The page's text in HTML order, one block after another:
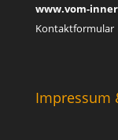
www.vom-
Kontaktformular
Impressum